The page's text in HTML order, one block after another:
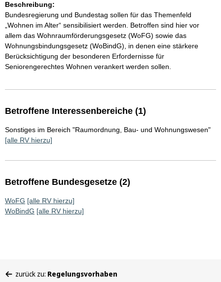
Beschreibung:
Bundesregierung und Bundestag sollen für das Themenfeld
„Wohnen im Alter“ sensibilisiert werden. Betroffen sind hier vor
allem das Wohnraumförderungsgesetz (WoFG) sowie das
Wohnungsbindungsgesetz (WoBindG), in denen eine stärkere
Berücksichtigung der besonderen Erfordernisse für
Seniorengerechtes Wohnen verankert werden sollen.
Betroffene Interessenbereiche (1)
Sonstiges im Bereich "Raumordnung, Bau- und Wohnungswesen"
[alle RV hierzu]
Betroffene Bundesgesetze (2)
WoFG [alle RV hierzu]
WoBindG [alle RV hierzu]
befinden
zurück zu: Regelungsvorhaben